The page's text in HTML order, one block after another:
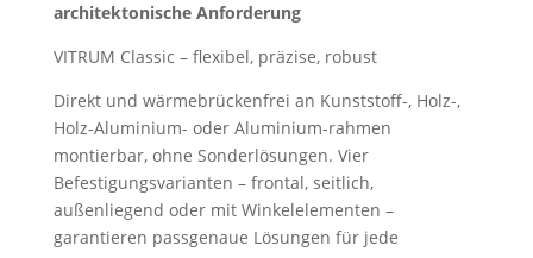
architektonische Anforderung
VITRUM Classic – flexibel, präzise, robust
Direkt und wärmebrückenfrei an Kunststoff-, Holz-,
Holz-Aluminium- oder Aluminium-rahmen
montierbar, ohne Sonderlösungen. Vier
Befestigungsvarianten – frontal, seitlich,
außenliegend oder mit Winkelelementen –
garantieren passgenaue Lösungen für jede